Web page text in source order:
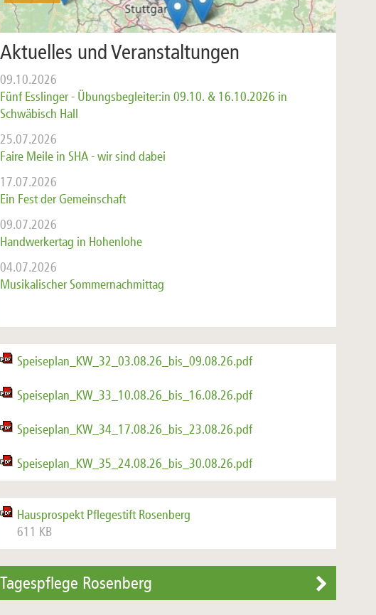
Aktuelles und Veranstaltungen
09.10.2026
Fünf Esslinger - Übungsbegleiter:in 09.10. & 16.10.2026 in
Schwäbisch Hall
25.07.2026
Faire Meile in SHA - wir sind dabei
17.07.2026
Ein Fest der Gemeinschaft
09.07.2026
Handwerkertag in Hohenlohe
04.07.2026
Musikalischer Sommernachmittag
Speiseplan_KW_32_03.08.26_bis_09.08.26.pdf
Speiseplan_KW_33_10.08.26_bis_16.08.26.pdf
Speiseplan_KW_34_17.08.26_bis_23.08.26.pdf
Speiseplan_KW_35_24.08.26_bis_30.08.26.pdf
Hausprospekt Pflegestift Rosenberg
611 KB
Tagespflege Rosenberg